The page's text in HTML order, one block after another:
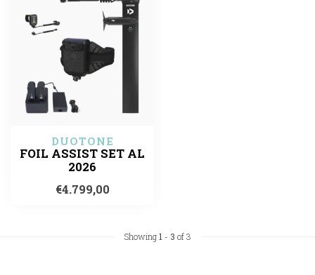
DUOTONE
FOIL ASSIST SET AL
2026
€4.799,00
Showing1 - 3 of 3